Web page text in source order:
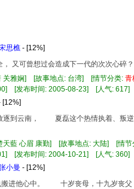
思樵 - [12%]
又可曾想过会造成下一代的次次心碎？
关雅娴] [故事地点: 台湾] [情节分类: 青
[发布时间: 2005-08-23] [人气:
[12%]
云南， 夏磊这个热情执着、叛
天藍 心眉 康勤] [故事地点: 大陆] [情节
[发布时间: 2004-10-21] [人气:
小曼 - [12%]
搬进他心中。 十岁丧母，十九岁丧